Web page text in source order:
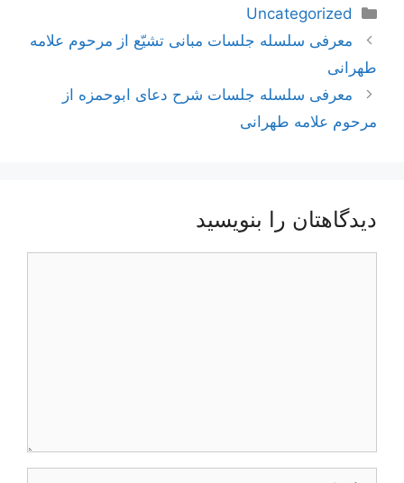
دسته‌ها
Uncategorized
ناوبری
نوشته‌ها
معرفی سلسله جلسات مبانی تشیّع از مرحوم علامه
طهرانی
معرفی سلسله جلسات شرح دعای ابوحمزه از
مرحوم علامه طهرانی
دیدگاهتان را بنویسید